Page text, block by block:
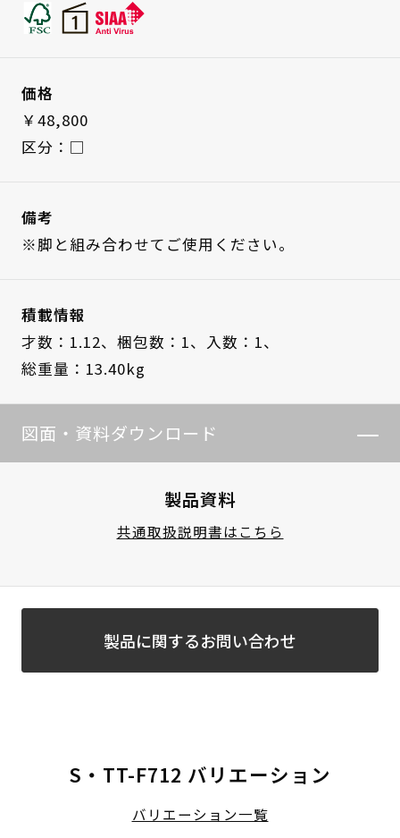
価格
￥48,800
区分：□
備考
※脚と組み合わせてご使用ください。
積載情報
才数：1.12、 梱包数：1、
入数：1、
総重量：13.40kg
図面・資料ダウンロード
製品資料
共通取扱説明書はこちら
製品に関するお問い合わせ
S・TT-F712 バリエーション
バリエーション一覧